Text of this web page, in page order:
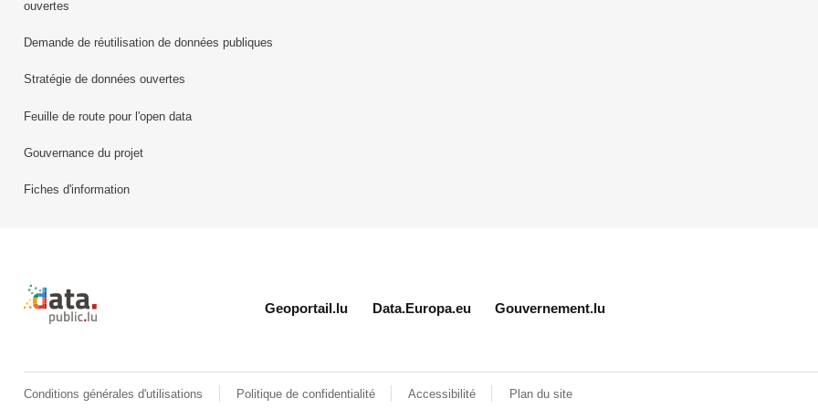
ouvertes
Demande de réutilisation de données publiques
Stratégie de données ouvertes
Feuille de route pour l'open data
Gouvernance du projet
Fiches d'information
Retour à l'accueil de data.public.lu
Geoportail.lu Data.Europa.eu Gouvernement.lu
Conditions générales d'utilisations Politique de confidentialité Accessibilité Plan du site